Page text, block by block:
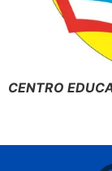
CENTRO